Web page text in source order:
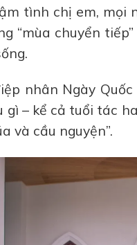
tình chị em, mọi
“mùa chuyển
nhân Ngày
gì – kể cả tuổi tác
và cầu nguyện”.